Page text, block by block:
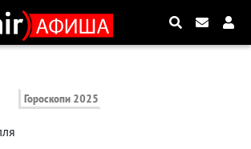
Гороскопи 2025